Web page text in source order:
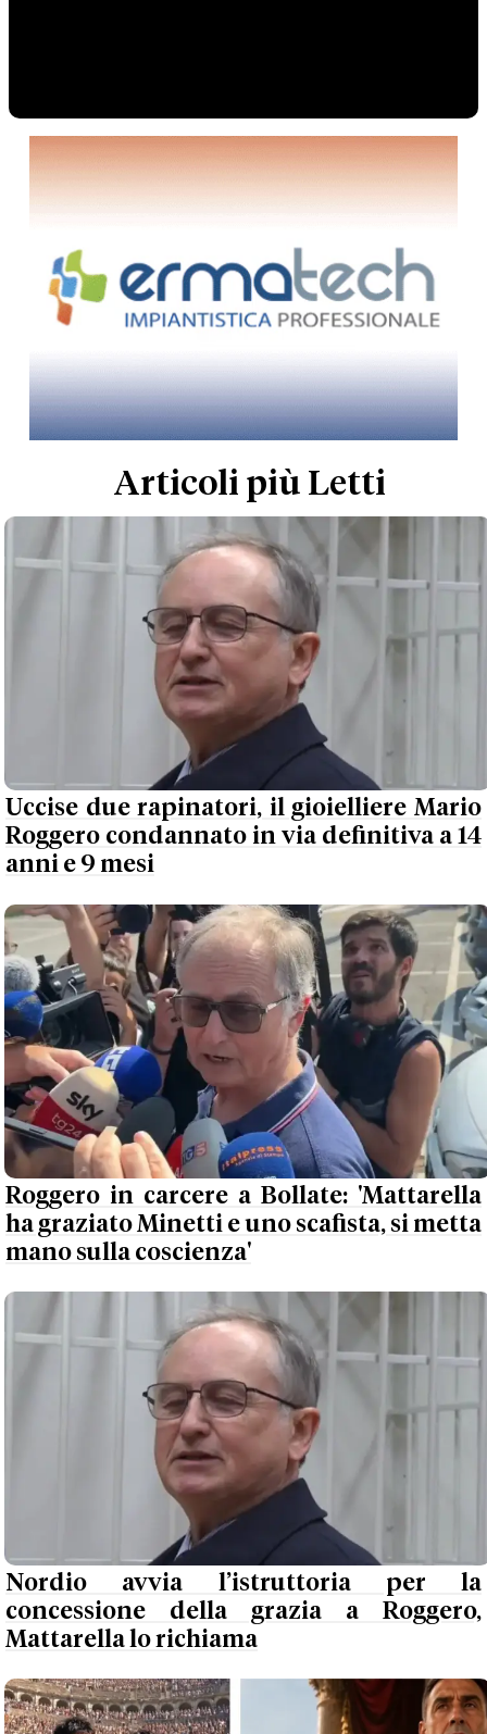
Articoli più Letti
Uccise due rapinatori, il gioielliere Mario
Roggero condannato in via definitiva a 14
anni e 9 mesi
Roggero in carcere a Bollate: 'Mattarella
ha graziato Minetti e uno scafista, si metta
mano sulla coscienza'
Nordio avvia l’istruttoria per la
concessione della grazia a Roggero,
Mattarella lo richiama